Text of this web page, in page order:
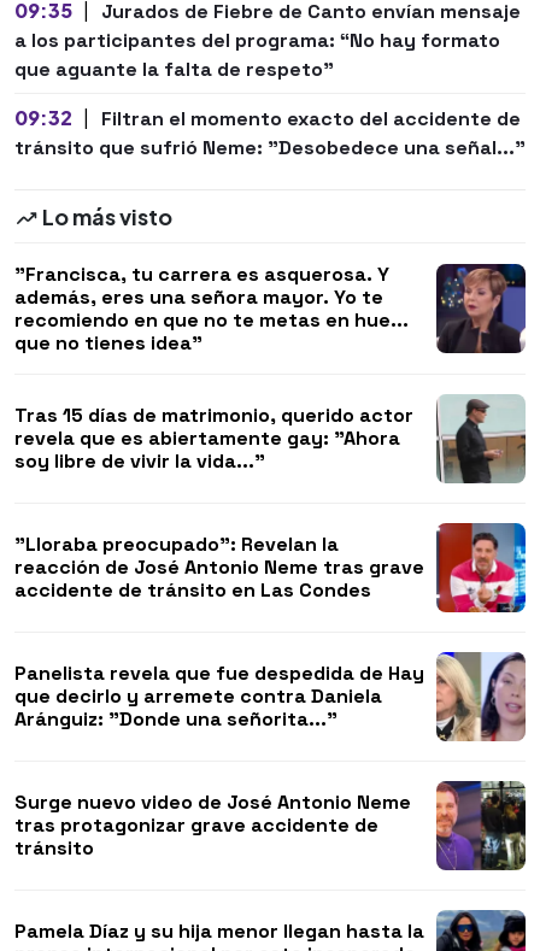
09:35 |
Jurados de Fiebre de Canto envían mensaje
a los participantes del programa: “No hay formato
que aguante la falta de respeto”
09:32 |
Filtran el momento exacto del accidente de
tránsito que sufrió Neme: "Desobedece una señal..."
Lo más visto
"Francisca, tu carrera es asquerosa. Y
además, eres una señora mayor. Yo te
recomiendo en que no te metas en hue...
que no tienes idea"
Tras 15 días de matrimonio, querido actor
revela que es abiertamente gay: "Ahora
soy libre de vivir la vida..."
"Lloraba preocupado": Revelan la
reacción de José Antonio Neme tras grave
accidente de tránsito en Las Condes
Panelista revela que fue despedida de Hay
que decirlo y arremete contra Daniela
Aránguiz: "Donde una señorita..."
Surge nuevo video de José Antonio Neme
tras protagonizar grave accidente de
tránsito
Pamela Díaz y su hija menor llegan hasta la